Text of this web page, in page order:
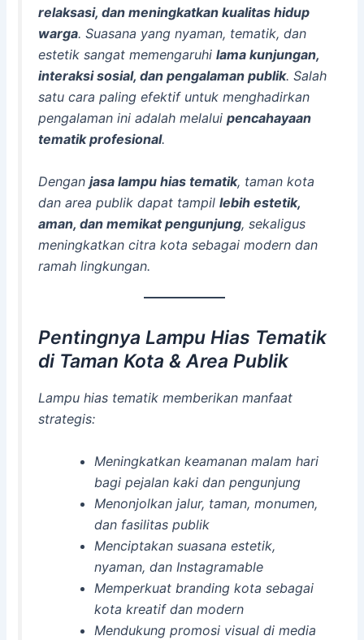
relaksasi, dan meningkatkan kualitas hidup
warga. Suasana yang nyaman, tematik, dan
estetik sangat memengaruhilama kunjungan,
interaksi sosial, dan pengalaman publik. Salah
satu cara paling efektif untuk menghadirkan
pengalaman ini adalah melaluipencahayaan
tematik profesional.
Denganjasa lampu hias tematik, taman kota
dan area publik dapat tampillebih estetik,
aman, dan memikat pengunjung, sekaligus
meningkatkan citra kota sebagai modern dan
ramah lingkungan.
Pentingnya Lampu Hias Tematik
di Taman Kota & Area Publik
Lampu hias tematik memberikan manfaat
strategis:
Meningkatkan keamanan malam hari
bagi pejalan kaki dan pengunjung
Menonjolkan jalur, taman, monumen,
dan fasilitas publik
Menciptakan suasana estetik,
nyaman, dan Instagramable
Memperkuat branding kota sebagai
kota kreatif dan modern
Mendukung promosi visual di media